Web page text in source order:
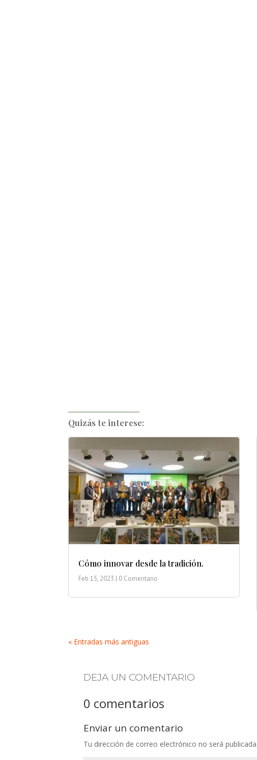
Quizás te interese:
Cómo innovar desde la tradición.
Feb 15, 2023 | 0 Comentario
« Entradas más antiguas
DEJA UN COMENTARIO
0 comentarios
Enviar un comentario
Tu dirección de correo electrónico no será publicada.